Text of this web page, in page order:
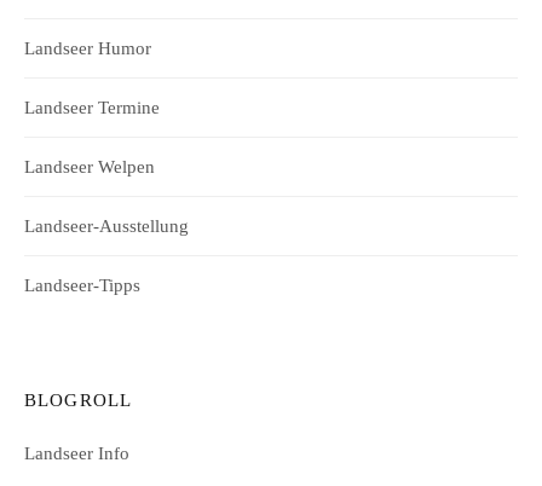
Landseer Humor
Landseer Termine
Landseer Welpen
Landseer-Ausstellung
Landseer-Tipps
BLOGROLL
Landseer Info